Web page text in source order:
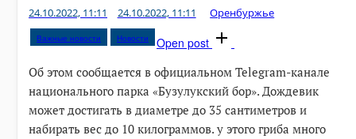
24.10.2022, 11:11 24.10.2022, 11:11 Оренбуржье
Важные новости Новости
Open post
Об этом сообщается в официальном Telegram-канале
национального парка «Бузулукский бор». Дождевик
может достигать в диаметре до 35 сантиметров и
набирать вес до 10 килограммов. у этого гриба много